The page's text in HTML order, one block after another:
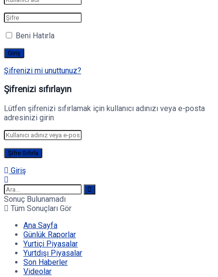
Beni Hatırla
Şifrenizi mi unuttunuz?
Şifrenizi sıfırlayın
Lütfen şifrenizi sıfırlamak için kullanıcı adınızı veya e-posta
adresinizi girin
Giriş
Sonuç Bulunamadı
Tüm Sonuçları Gör
Ana Sayfa
Günlük Raporlar
Yurtiçi Piyasalar
Yurtdışı Piyasalar
Son Haberler
Videolar